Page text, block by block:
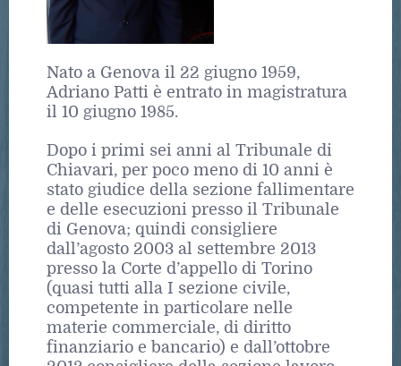
Nato a Genova il 22 giugno 1959,
Adriano Patti è entrato in magistratura
il 10 giugno 1985.
Dopo i primi sei anni al Tribunale di
Chiavari, per poco meno di 10 anni è
stato giudice della sezione fallimentare
e delle esecuzioni presso il Tribunale
di Genova; quindi consigliere
dall’agosto 2003 al settembre 2013
presso la Corte d’appello di Torino
(quasi tutti alla I sezione civile,
competente in particolare nelle
materie commerciale, di diritto
finanziario e bancario) e dall’ottobre